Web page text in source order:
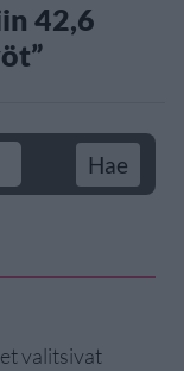
42,6
valitsivat